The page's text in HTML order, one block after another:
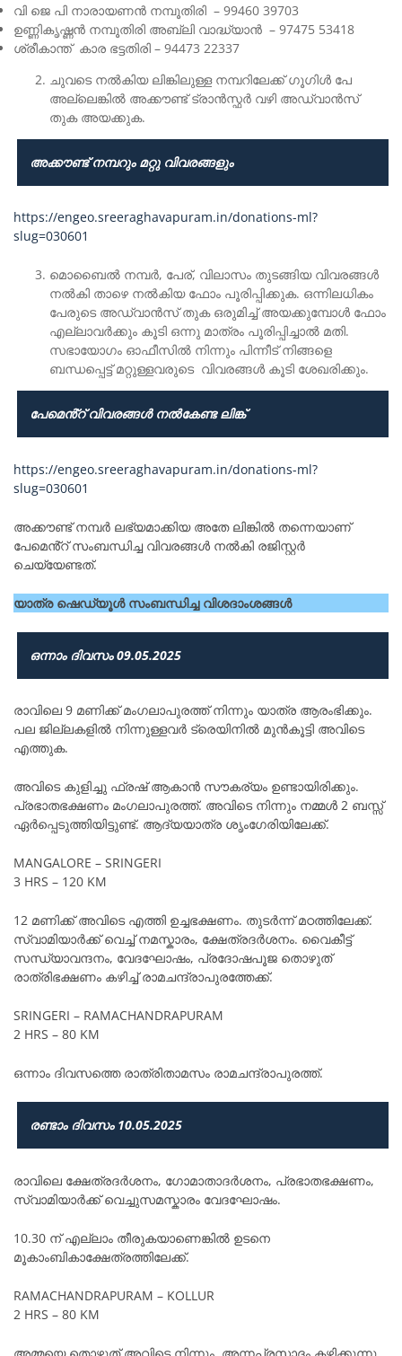
വി ജെ പി നാരായണൻ നമ്പൂതിരി – 99460 39703
ഉണ്ണികൃഷ്ണൻ നമ്പൂതിരി അബ്ലി വാദ്ധ്യാൻ – 97475 53418
ശ്രീകാന്ത് കാര ഭട്ടതിരി – 94473 22337
ചുവടെ നൽകിയ ലിങ്കിലുള്ള നമ്പറിലേക്ക് ഗൂഗിൾ പേ
അല്ലെങ്കിൽ അക്കൗണ്ട് ട്രാൻസ്ഫർ വഴി അഡ്വാൻസ്
തുക അയക്കുക.
അക്കൗണ്ട് നമ്പറും മറ്റു വിവരങ്ങളും
https://engeo.sreeraghavapuram.in/donations-ml?
slug=030601
മൊബൈൽ നമ്പർ, പേര്, വിലാസം തുടങ്ങിയ വിവരങ്ങൾ
നൽകി താഴെ നൽകിയ ഫോം പൂരിപ്പിക്കുക. ഒന്നിലധികം
പേരുടെ അഡ്വാൻസ് തുക ഒരുമിച്ച് അയക്കുമ്പോൾ ഫോം
എല്ലാവർക്കും കൂടി ഒന്നു മാത്രം പൂരിപ്പിച്ചാൽ മതി.
സഭായോഗം ഓഫീസിൽ നിന്നും പിന്നീട് നിങ്ങളെ
ബന്ധപ്പെട്ട് മറ്റുള്ളവരുടെ വിവരങ്ങൾ കൂടി ശേഖരിക്കും.
പേമെൻ്റ് വിവരങ്ങൾ നൽകേണ്ട ലിങ്ക്
https://engeo.sreeraghavapuram.in/donations-ml?
slug=030601
അക്കൗണ്ട് നമ്പർ ലഭ്യമാക്കിയ അതേ ലിങ്കിൽ തന്നെയാണ്
പേമെൻ്റ് സംബന്ധിച്ച വിവരങ്ങൾ നൽകി രജിസ്റ്റർ
ചെയ്യേണ്ടത്.
യാത്ര ഷെഡ്യൂൾ സംബന്ധിച്ച വിശദാംശങ്ങൾ
ഒന്നാം ദിവസം 09.05.2025
രാവിലെ 9 മണിക്ക് മംഗലാപുരത്ത് നിന്നും യാത്ര ആരംഭിക്കും.
പല ജില്ലകളിൽ നിന്നുള്ളവർ ട്രെയിനിൽ മുൻകൂട്ടി അവിടെ
എത്തുക.
അവിടെ കുളിച്ചു ഫ്രഷ് ആകാൻ സൗകര്യം ഉണ്ടായിരിക്കും.
പ്രഭാതഭക്ഷണം മംഗലാപുരത്ത്. അവിടെ നിന്നും നമ്മൾ 2 ബസ്സ്
ഏർപ്പെടുത്തിയിട്ടുണ്ട്. ആദ്യയാത്ര ശൃംഗേരിയിലേക്ക്.
MANGALORE – SRINGERI
3 HRS – 120 KM
12 മണിക്ക് അവിടെ എത്തി ഉച്ചഭക്ഷണം. തുടർന്ന് മഠത്തിലേക്ക്.
സ്വാമിയാർക്ക് വെച്ച് നമസ്കാരം, ക്ഷേത്രദർശനം. വൈകീട്ട്
സന്ധ്യാവന്ദനം, വേദഘോഷം, പ്രദോഷപൂജ തൊഴുത്
രാത്രിഭക്ഷണം കഴിച്ച് രാമചന്ദ്രാപുരത്തേക്ക്.
SRINGERI – RAMACHANDRAPURAM
2 HRS – 80 KM
ഒന്നാം ദിവസത്തെ രാത്രിതാമസം രാമചന്ദ്രാപുരത്ത്.
രണ്ടാം ദിവസം 10.05.2025
രാവിലെ ക്ഷേത്രദർശനം, ഗോമാതാദർശനം, പ്രഭാതഭക്ഷണം,
സ്വാമിയാർക്ക് വെച്ചുസമസ്കാരം വേദഘോഷം.
10.30 ന് എല്ലാം തീരുകയാണെങ്കിൽ ഉടനെ
മൂകാംബികാക്ഷേത്രത്തിലേക്ക്.
RAMACHANDRAPURAM – KOLLUR
2 HRS – 80 KM